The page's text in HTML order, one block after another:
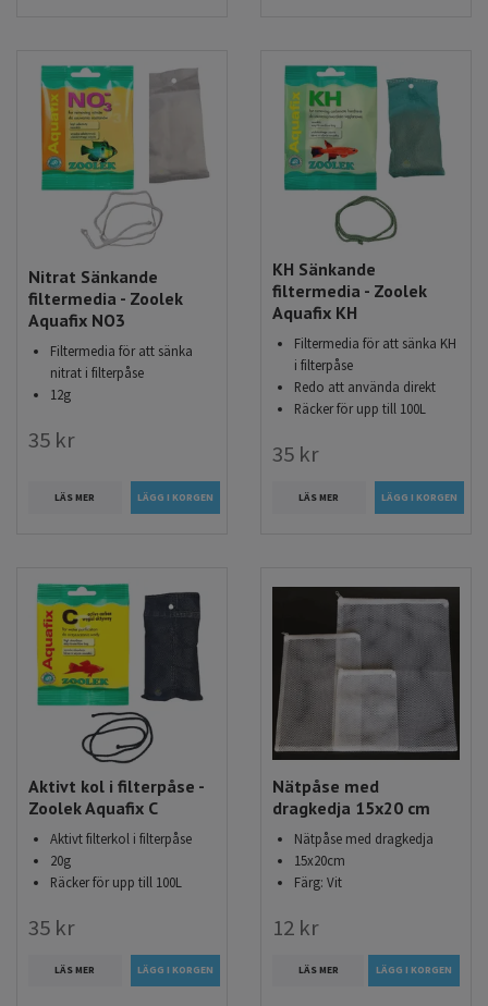
Nitrat Sänkande
filtermedia - Zoolek
Aquafix NO3
Filtermedia för att sänka
nitrat i filterpåse
12g
35 kr
LÄS MER
KH Sänkande
filtermedia - Zoolek
Aquafix KH
Filtermedia för att sänka KH
i filterpåse
Redo att använda direkt
Räcker för upp till 100L
35 kr
LÄS MER
Aktivt kol i filterpåse -
Zoolek Aquafix C
Aktivt filterkol i filterpåse
20g
Räcker för upp till 100L
35 kr
LÄS MER
Nätpåse med
dragkedja 15x20 cm
Nätpåse med dragkedja
15x20cm
Färg: Vit
12 kr
LÄS MER LÄGG I KORGEN